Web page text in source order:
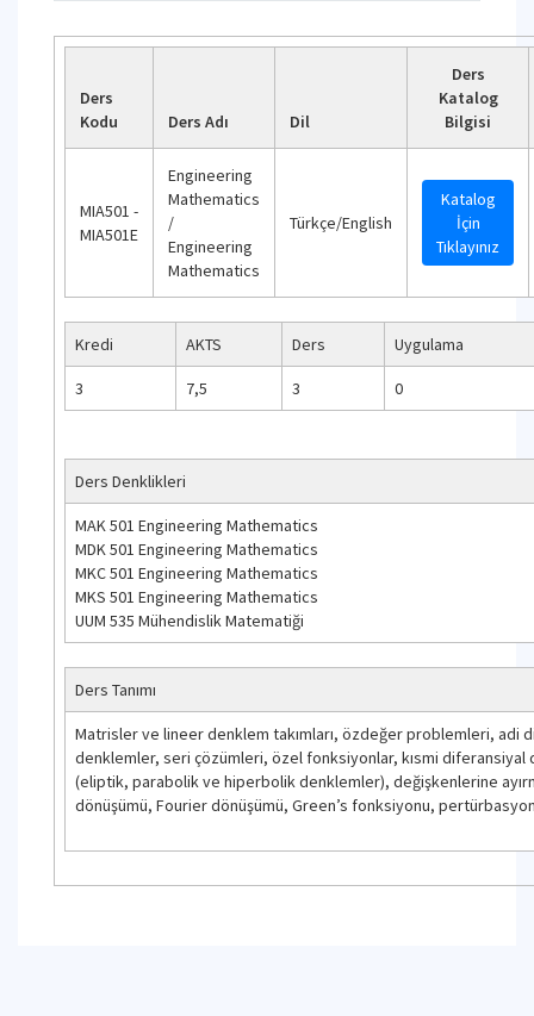
Ders
Kodu
Ders Adı Dil
Ders
Katalog
Bilgisi
MIA501 -
MIA501E
Engineering
Mathematics
/
Engineering
Mathematics
Türkçe/English
Katalog
İçin
Tıklayınız
Kredi AKTS Ders Uygulama
3 7,5 3 0
Ders Denklikleri
MAK 501 Engineering Mathematics
MDK 501 Engineering Mathematics
MKC 501 Engineering Mathematics
MKS 501 Engineering Mathematics
UUM 535 Mühendislik Matematiği
Ders Tanımı
Matrisler ve lineer denklem takımları, özdeğer problemleri, adi
denklemler, seri çözümleri, özel fonksiyonlar, kısmi diferansiyal
(eliptik, parabolik ve hiperbolik denklemler), değişkenlerine
dönüşümü, Fourier dönüşümü, Green’s fonksiyonu,